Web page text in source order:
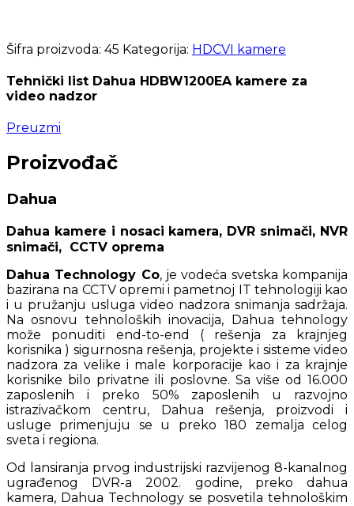
Šifra proizvoda: 45 Kategorija: HDCVI kamere
Tehnički list Dahua HDBW1200EA kamere za
video nadzor
Preuzmi
Proizvođač
Dahua
Dahua kamere i nosaci kamera, DVR snimači, NVR
snimači, CCTV oprema
Dahua Technology Co, je vodeća svetska kompanija
bazirana na CCTV opremi i pametnoj IT tehnologiji kao
i u pružanju usluga video nadzora snimanja sadržaja.
Na osnovu tehnoloških inovacija, Dahua tehnology
može ponuditi end-to-end ( rešenja za krajnjeg
korisnika ) sigurnosna rešenja, projekte i sisteme video
nadzora za velike i male korporacije kao i za krajnje
korisnike bilo privatne ili poslovne. Sa više od 16.000
zaposlenih i preko 50% zaposlenih u razvojno
istrazivačkom centru, Dahua rešenja, proizvodi i
usluge primenjuju se u preko 180 zemalja celog
sveta i regiona.
Od lansiranja prvog industrijski razvijenog 8-kanalnog
ugrađenog DVR-a 2002. godine, preko dahua
kamera, Dahua Technology se posvetila tehnološkim